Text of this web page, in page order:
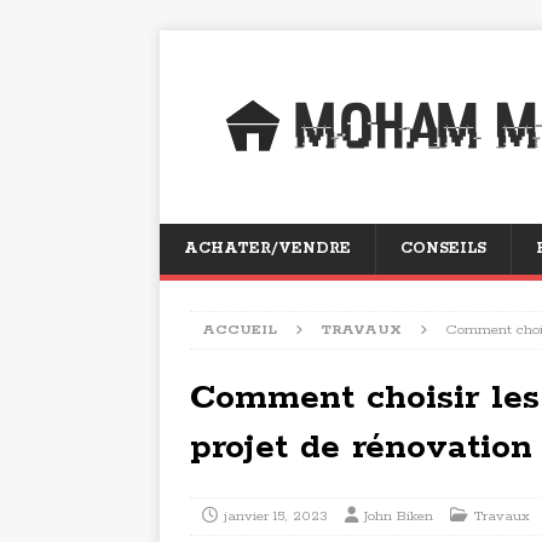
ACHATER/VENDRE CONSEILS
ACCUEIL TRAVAUX Comment
Comment choisir
projet de rénovation
janvier 15, 2023 John Biken Travaux